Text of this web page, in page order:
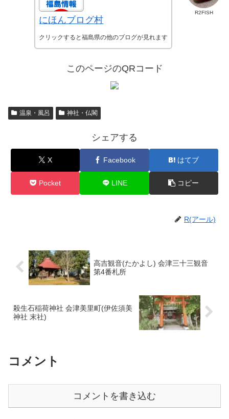
R2FISH
にほんブログ村
クリックすると福島県の他のブログが見れます
このページのQRコード
温泉・風呂 神社・仏閣
シェアする
X Facebook はてブ
Pocket LINE コピー
R(アール)
高吉観音(たかよし) 会津三十三観音
第4番札所
殺生石稲荷神社 会津美里町(伊佐須美
神社 末社)
コメント
コメントを書き込む